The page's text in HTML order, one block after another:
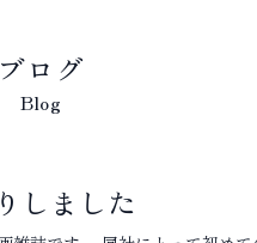
ブログ
Blog
しました